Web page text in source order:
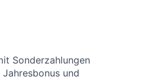
Sonderzahlungen
und